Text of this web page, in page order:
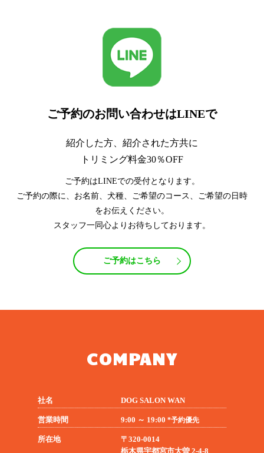
ご予約のお問い合わせはLINEで
紹介した方、紹介された方共に
トリミング料金30％OFF
ご予約はLINEでの受付となります。
ご予約の際に、お名前、犬種、ご希望のコース、ご希望の日時
をお伝えください。
スタッフ一同心よりお待ちしております。
ご予約はこちら
COMPANY
社名 DOG SALON WAN
営業時間 9:00 ～ 19:00 *予約優先
所在地
〒320-0014
栃木県宇都宮市大曽 2-4-8